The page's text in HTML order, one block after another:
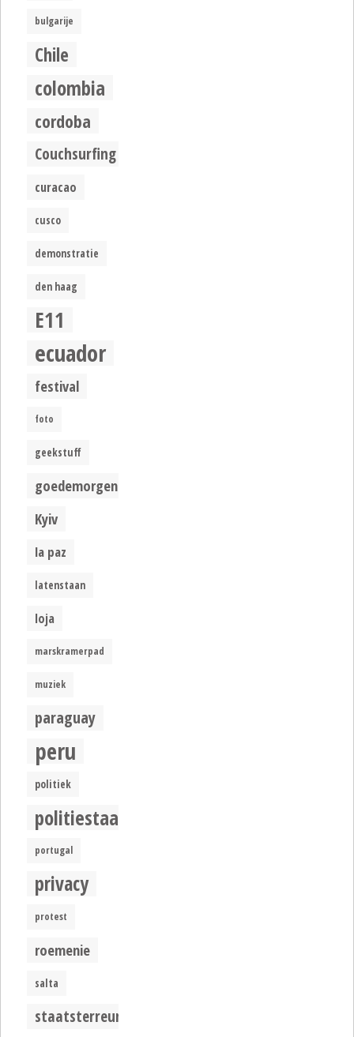
bulgarije
Chile
colombia
cordoba
Couchsurfing
curacao
cusco
demonstratie
den haag
E11
ecuador
festival
foto
geekstuff
goedemorgen
Kyiv
la paz
latenstaan
loja
marskramerpad
muziek
paraguay
peru
politiek
politiestaat
portugal
privacy
protest
roemenie
salta
staatsterreur